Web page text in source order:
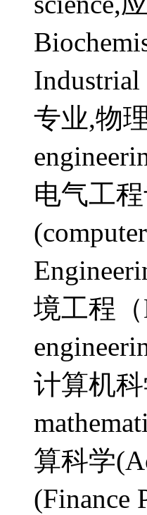
专业,物
电气工
境工程
计算机
算科学
(Finance